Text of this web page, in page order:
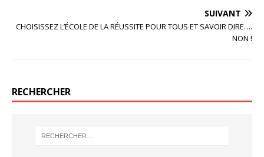
SUIVANT
CHOISISSEZ L’ÉCOLE DE LA RÉUSSITE POUR TOUS ET SAVOIR DIRE….
NON !
RECHERCHER